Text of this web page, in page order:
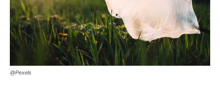
@Pexels